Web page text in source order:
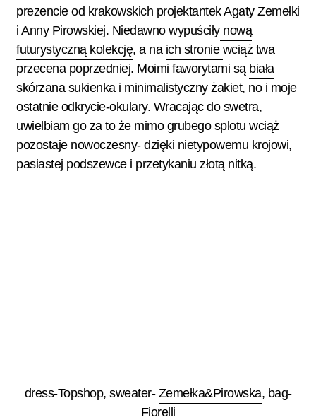
prezencie od krakowskich projektantek Agaty Zemełki
i Anny Pirowskiej. Niedawno wypuściłynową
futurystyczną kolekcję, a na ich stronie wciąż twa
przecena poprzedniej. Moimi faworytami są biała
skórzana sukienkai minimalistyczny żakiet, no i moje
ostatnie odkrycie-okulary. Wracając do swetra,
uwielbiam go za to że mimo grubego splotu wciąż
pozostaje nowoczesny- dzięki nietypowemu krojowi,
pasiastej podszewce i przetykaniu złotą nitką.
dress-Topshop, sweater- Zemełka&Pirowska, bag-
Fiorelli